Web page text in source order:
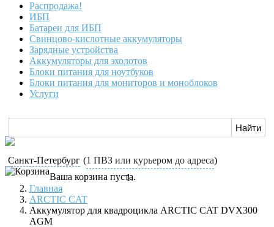
Распродажа!
ИБП
Батареи для ИБП
Свинцово-кислотные аккумуляторы
Зарядные устройства
Аккумуляторы для эхолотов
Блоки питания для ноутбуков
Блоки питания для мониторов и моноблоков
Услуги
Санкт-Петербург (1 ПВЗ или курьером до адреса)
Ваша корзина пуста.
Главная
ARCTIC CAT
Аккумулятор для квадроцикла ARCTIC CAT DVX300
AGM